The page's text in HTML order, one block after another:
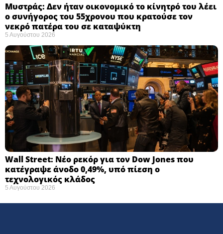
Μυστράς: Δεν ήταν οικονομικό το κίνητρό του λέει
ο συνήγορος του 55χρονου που κρατούσε τον
νεκρό πατέρα του σε καταψύκτη
5 Αυγούστου 2026
Wall Street: Νέο ρεκόρ για τον Dow Jones που
κατέγραψε άνοδο 0,49%, υπό πίεση ο
τεχνολογικός κλάδος
5 Αυγούστου 2026